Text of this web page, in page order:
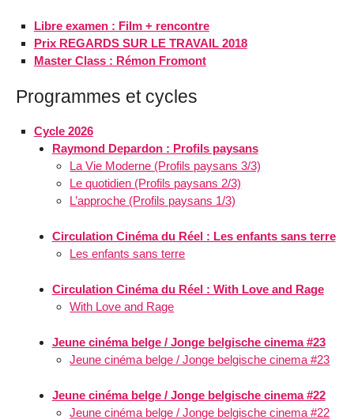
Libre examen : Film + rencontre
Prix REGARDS SUR LE TRAVAIL 2018
Master Class : Rémon Fromont
Programmes et cycles
Cycle 2026
Raymond Depardon : Profils paysans
La Vie Moderne (Profils paysans 3/3)
Le quotidien (Profils paysans 2/3)
L’approche (Profils paysans 1/3)
Circulation Cinéma du Réel : Les enfants sans terre
Les enfants sans terre
Circulation Cinéma du Réel : With Love and Rage
With Love and Rage
Jeune cinéma belge / Jonge belgische cinema #23
Jeune cinéma belge / Jonge belgische cinema #23
Jeune cinéma belge / Jonge belgische cinema #22
Jeune cinéma belge / Jonge belgische cinema #22